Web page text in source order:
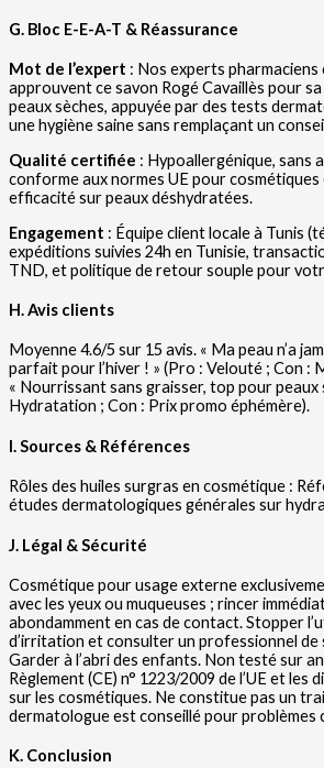
G. Bloc E-E-A-T & Réassurance
Mot de l’expert : Nos experts
approuvent ce savon Rogé Cavaillès pour
peaux sèches, appuyée par des tests
une hygiène saine sans remplaçant un
Qualité certifiée : Hypoallergénique, sans
conforme aux normes UE pour
efficacité sur peaux déshydratées.
Engagement : Équipe client locale à Tunis
expéditions suivies 24h en Tunisie,
TND, et politique de retour souple pour
H. Avis clients
Moyenne 4.6/5 sur 15 avis. « Ma peau n’a
parfait pour l’hiver ! » (Pro : Velouté ; Con :
« Nourrissant sans graisser, top pour peaux
Hydratation ; Con : Prix promo éphémère).
I. Sources & Références
Rôles des huiles surgras en cosmétique :
études dermatologiques générales sur
J. Légal & Sécurité
Cosmétique pour usage externe
avec les yeux ou muqueuses ; rincer
abondamment en cas de contact. Stopper
d’irritation et consulter un professionnel de
Garder à l’abri des enfants. Non testé sur
Règlement (CE) n° 1223/2009 de l’UE et les
sur les cosmétiques. Ne constitue pas un
dermatologue est conseillé pour problèmes
K. Conclusion